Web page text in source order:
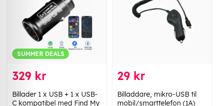
SUMMER DEALS
329 kr
Billader 1 x USB + 1 x USB-
C kompatibel med Find My
29 kr
Billaddare, mikro-USB til
mobil/smarttelefon (1A)